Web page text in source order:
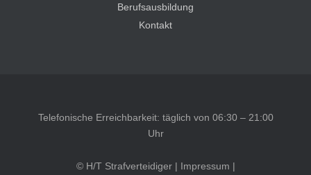
Berufsausbildung
Kontakt
Telefonische Erreichbarkeit: täglich von 06:30 – 21:00
Uhr
© H/T Strafverteidiger | Impressum |